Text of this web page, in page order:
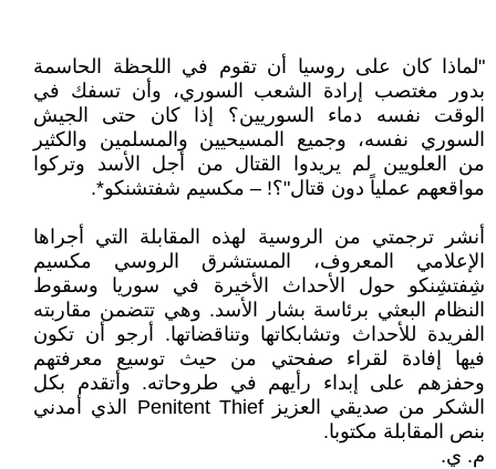
"لماذا كان على روسيا أن تقوم في اللحظة الحاسمة
بدور مغتصب إرادة الشعب السوري، وأن تسفك في
الوقت نفسه دماء السوريين؟ إذا كان حتى الجيش
السوري نفسه، وجميع المسيحيين والمسلمين والكثير
من العلويين لم يريدوا القتال من أجل الأسد وتركوا
مواقعهم عملياً دون قتال"؟! – مكسيم شفتشنكو*.
أنشر ترجمتي من الروسية لهذه المقابلة التي أجراها
الإعلامي المعروف، المستشرق الروسي مكسيم
شِفتشِنكو حول الأحداث الأخيرة في سوريا وسقوط
النظام البعثي برئاسة بشار الأسد. وهي تتضمن مقاربته
الفريدة للأحداث وتشابكاتها وتناقضاتها. أرجو أن تكون
فيها إفادة لقراء صفحتي من حيث توسيع معرفتهم
وحفزهم على إبداء رأيهم في طروحاته. وأتقدم بكل
الشكر من صديقي العزيز Penitent Thief الذي أمدني
بنص المقابلة مكتوبا.
م. ي.